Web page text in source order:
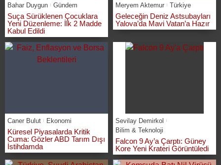
Bahar Duygun Gündem
Suça Sürüklenen Çocuklara
Yeni Düzenleme: İlk 2 Madde
Kabul Edildi
Meryem Aktemur Türkiye
Geleceğin Deniz Astsubayları
Yalova’da Mavi Vatan’a Hazır
Caner Bulut Ekonomi
Küresel Piyasalarda Kritik
Cuma: Gözler ABD Tarım Dışı
İstihdamda
Sevilay Demirkol
Bilim & Teknoloji
Falcon 9 Ay’a Çarptı: Güney
Kore Yeni Krateri Görüntüledi